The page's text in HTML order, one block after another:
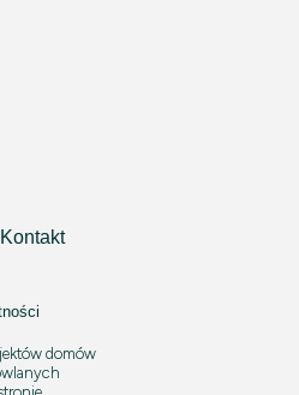
Kontakt
domów